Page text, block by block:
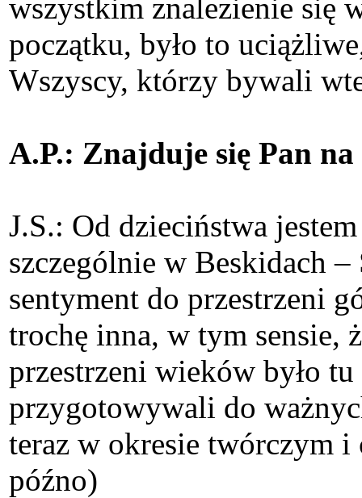
wszystkim znalezienie się
początku, było to
Wszyscy, którzy bywali
A.P.: Znajduje się Pan
J.S.: Od dzieciństwa
szczególnie w Beskidach
sentyment do przestrzeni
trochę inna, w tym sensie,
przestrzeni wieków było
przygotowywali do
teraz w okresie twórczym
późno)